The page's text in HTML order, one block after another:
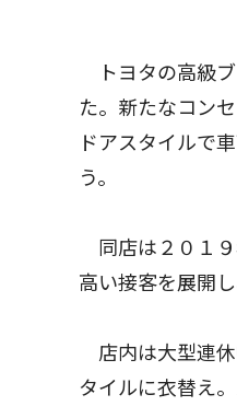
トヨタの高級ブ
た。新たなコン
ドアスタイルで
う。
同店は２０１９
高い接客を展開
店内は大型連休
タイルに衣替え